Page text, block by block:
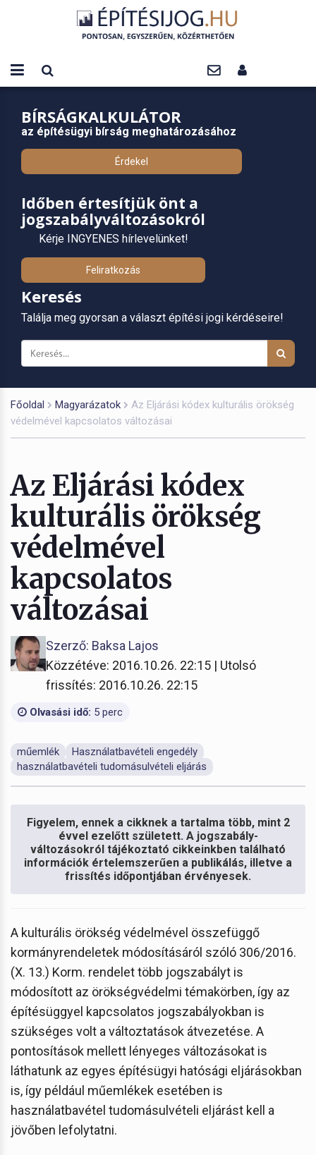
BÍRSÁGKALKULÁTOR
az építésügyi bírság meghatározásához
Érdekel
Időben értesítjük önt a
jogszabályváltozásokról
Kérje INGYENES hírlevelünket!
Feliratkozás
Keresés
Találja meg gyorsan a választ építési jogi kérdéseire!
Főoldal Magyarázatok
Az Eljárási kódex kulturális örökség
védelmével kapcsolatos változásai
Az Eljárási kódex
kulturális örökség
védelmével
kapcsolatos
változásai
Szerző: Baksa Lajos
Közzétéve: 2016.10.26. 22:15 | Utolsó
frissítés: 2016.10.26. 22:15
Olvasási idő: 5 perc
műemlék
Használatbavételi engedély
használatbavételi tudomásulvételi eljárás
Figyelem, ennek a cikknek a tartalma több, mint 2
évvel ezelőtt született. A jogszabály-
változásokról tájékoztató cikkeinkben található
információk értelemszerűen a publikálás, illetve a
frissítés időpontjában érvényesek.
A kulturális örökség védelmével összefüggő
kormányrendeletek módosításáról szóló 306/2016.
(X. 13.) Korm. rendelet több jogszabályt is
módosított az örökségvédelmi témakörben, így az
építésüggyel kapcsolatos jogszabályokban is
szükséges volt a változtatások átvezetése. A
pontosítások mellett lényeges változásokat is
láthatunk az egyes építésügyi hatósági eljárásokban
is, így például műemlékek esetében is
használatbavétel tudomásulvételi eljárást kell a
jövőben lefolytatni.